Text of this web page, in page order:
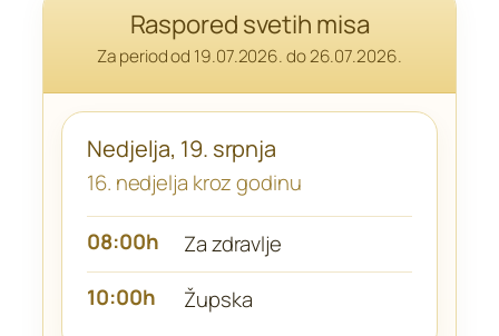
Raspored svetih misa
Za period od 19.07.2026. do 26.07.2026.
Nedjelja, 19. srpnja
16. nedjelja kroz godinu
08:00h
Za zdravlje
10:00h
Župska